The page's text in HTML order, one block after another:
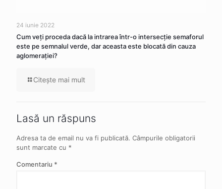
24 iunie 2022
Cum veţi proceda dacă la intrarea într-o intersecţie semaforul
este pe semnalul verde, dar aceasta este blocată din cauza
aglomeraţiei?
Citeşte mai mult
Lasă un răspuns
Adresa ta de email nu va fi publicată. Câmpurile obligatorii
sunt marcate cu *
Comentariu *